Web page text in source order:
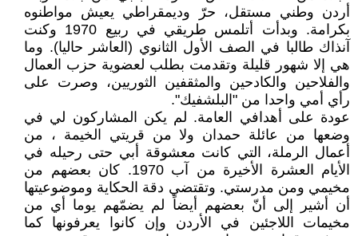
أردن وطني مستقل، حرّ وديمقراطي يعيش مواطنوه
بكرامة. وبدأت أتلمس طريقي في ربيع 1970 وكنت
آنذاك طالبا في الصف الأول الثانوي (العاشر حاليا). وما
هي إلا شهور قليلة وتقدمت بطلب لعضوية حزب العمال
والفلاحين والكادحين والمثقفين الثوريين، وصرت على
رأي أمي واحدا من "البلشفيك".
عودة على أهدافي العامة. لم يكن المشاركون لي في
وضعها من عائلة حمدان ولا من قريتي الخيمة ، من
أعمال الرملة، التي كانت معشوقة أبي حتى رحيله في
الأيام العشرة الأخيرة من آب 1970. كان بعضهم من
مخيمي ومن مدرستي. وتقتضي دقة الحكاية وموضوعيتها
أن أشير إلى أنّ بعضهم أيضاً لم يضمّهم يوما أي من
مخيمات اللاجئين في الأردن وإن كانوا يعرفونها كما